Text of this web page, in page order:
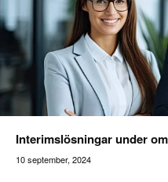
Addilon
Interimslösningar under
10 september, 2024